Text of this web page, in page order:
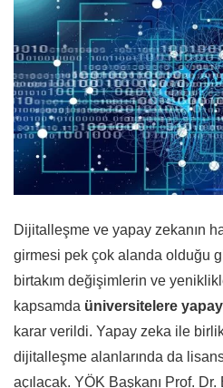
Dijitalleşme ve yapay zekanın
girmesi pek çok alanda olduğu
birtakım değişimlerin ve
kapsamda üniversitelere
karar verildi. Yapay zeka ile
dijitalleşme alanlarında da
açılacak. YÖK Başkanı Prof. Dr.